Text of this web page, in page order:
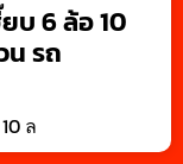
บ 6 ล้อ 10
น รถ
ล